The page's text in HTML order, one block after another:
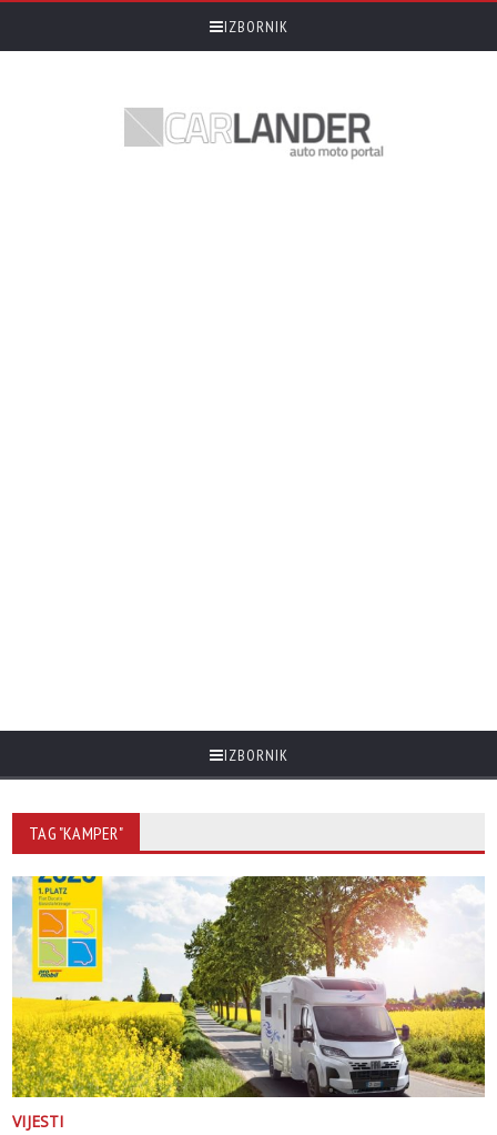
IZBORNIK
IZBORNIK
TAG "KAMPER"
VIJESTI